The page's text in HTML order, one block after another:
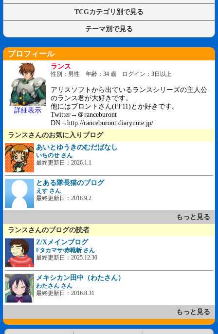
TCGカテゴリ別で見る
テーマ別で見る
プロフィール
詳細表示
ランス
性別：男性 年齢：34 歳 ログイン：3日以上
アリスソフトから出ているランスシリーズの主人公
のランス君が大好きです。
他にはブロントさん(FF11)とか好きです。
Twitter→＠ranceburont
DN→http://ranceburont.diarynote.jp/
ランスさんのお気に入りブログ
あいとゆうきのむだばなし
いちのせ さん
最終更新日：2026.1.1
とある隊長猫のブログ
えす さん
最終更新日：2018.9.2
もっと見る
ランスさんのブログの読者
Z/Xメインブログ
Fタカマサ/赤靴斬 さん
最終更新日：2025.12.30
メキシカン田中（わたさん）
わたさん さん
最終更新日：2016.8.31
もっと見る